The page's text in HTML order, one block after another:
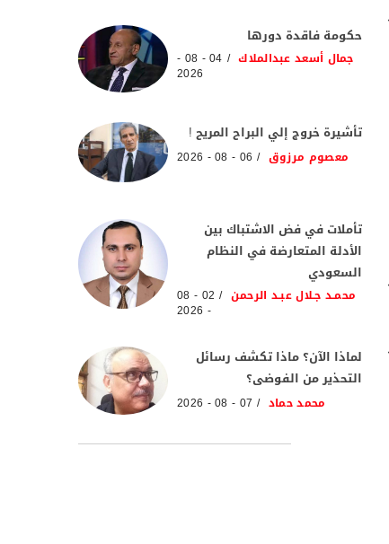
حكومة فاقدة دورها
جمال أسعد عبدالملاك 04 - 08 -
2026
تأشيرة خروج إلي البراح المريح !
معصوم مرزوق 06 - 08 - 2026
تأملات في فض الاشتباك بين
الأدلة المتعارضة في النظام
السعودي
محمـد جـلال عبـد الرحمن 02 - 08
- 2026
لماذا الآن؟ ماذا تكشف رسائل
التحذير من الفوضى؟
محمد حماد 07 - 08 - 2026